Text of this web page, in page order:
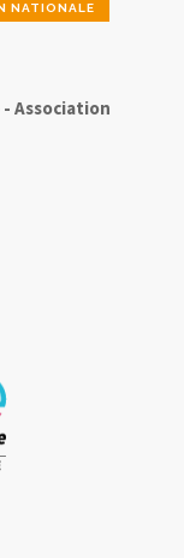
NATIONALE
Association